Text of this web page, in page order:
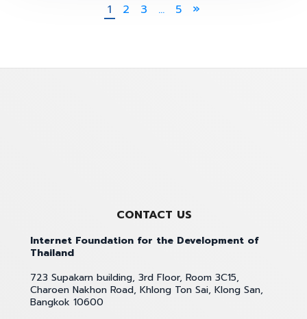
1 2 3 … 5
CONTACT US
Internet Foundation for the Development of
Thailand
723 Supakarn building, 3rd Floor, Room 3C15,
Charoen Nakhon Road, Khlong Ton Sai, Klong San,
Bangkok 10600